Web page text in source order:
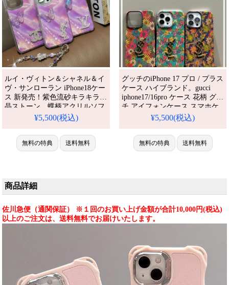
ルイ・ヴィトン＆シャネル＆イ
ヴ・サンローラン iPhone18ケー
ス 新発売！紫色流砂キラキラ水
晶ストーン、蝶柄アクリルソフ
トケース。ストラップ付き耐衝
可愛い。iPhone17/17pro
max/16pro/16/15pro/14全機種対
応。芸能人も愛用する人気ブラ
行り、格安で手に入り、
iPhone17pro/1
¥5,500(税込)
無料の特典 送料無料
グッチのiPhone 17 プロ / プラス
ケース ハイブランド。gucci
iphone17/16pro ケース 花柄 グッ
チ アイフォンケース スマホケ
ース ハイブランド iphone ケー
iphone15/14pro/13 ケース 女子
人気。芸能人も愛用する人気ア
イテム。耐衝撃・防水・多機能
¥5,500(税込)
無料の特典 送料無料
商品詳細
佐川急便（通関保証） ※１回のお買い上げ金額が合計10,000円(税込)
以上のご注文は、送料無料でお届けいたします。